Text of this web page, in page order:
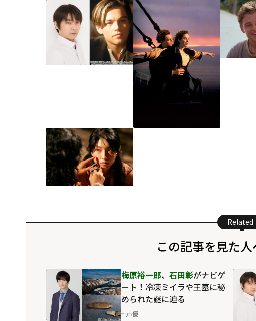
Related
この記事を見た
梅原裕一郎、 石田彰がナビゲ
ート！冷凍ミイラや王墓に秘
められた謎に迫る
声優